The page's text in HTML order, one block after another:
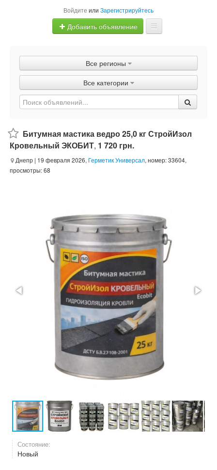
Войдите или Зарегистрируйтесь
Добавить объявление
Объявления
Быстрая продажа
Все регионы
Все категории
Битумная мастика ведро 25,0 кг СтройИзол
Кровельный ЭКОБИТ, 1 720 грн.
Днепр | 19 февраля 2026, Герметик Универсал, номер: 33604,
просмотры: 68
Состояние:
Новый